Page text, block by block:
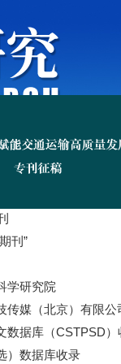
首页 期
刊”
学研究院
传媒（北京）有限公
数据库（CSTPSD）
）数据库收录